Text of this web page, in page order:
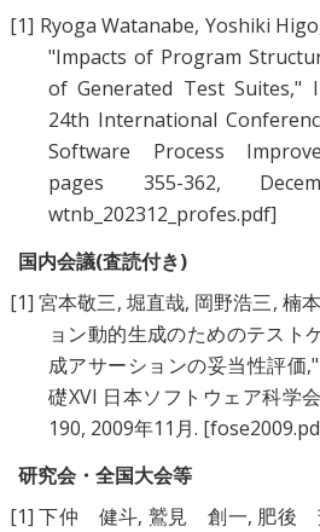
[1] Ryoga Watanabe, Yoshiki Higo
"Impacts of Program
of Generated Test Suites,"
24th International
Software Process
pages 355-362,
wtnb_202312_profes.pdf]
国内会議(査読付き)
[1] 宮本敬三, 堀直哉, 岡野浩三, 楠
ョン動的生成のためのテスト
成アサーションの妥当性評価
礎XVI 日本ソフトウェア科学
190, 2009年11月.
研究会・全国大会等
[1] 下仲 健斗, 鷲見 創一, 肥後